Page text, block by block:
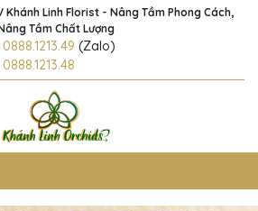
Khánh Linh Florist - Nâng Tầm Phong Cách,
Tầm Chất Lượng
0888.1213.49 (Zalo)
0888.1213.48